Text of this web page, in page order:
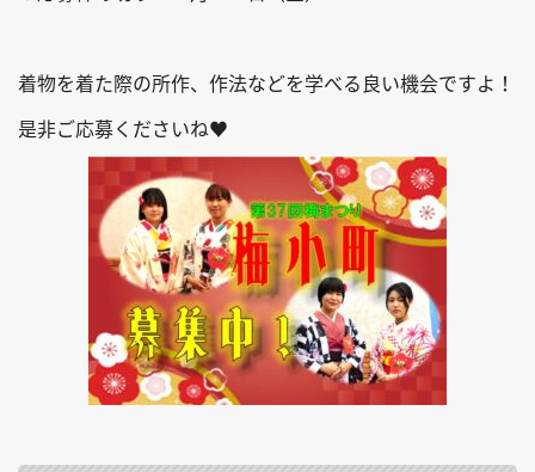
着物を着た際の所作、作法などを学べる良い機会ですよ！
是非ご応募くださいね♥